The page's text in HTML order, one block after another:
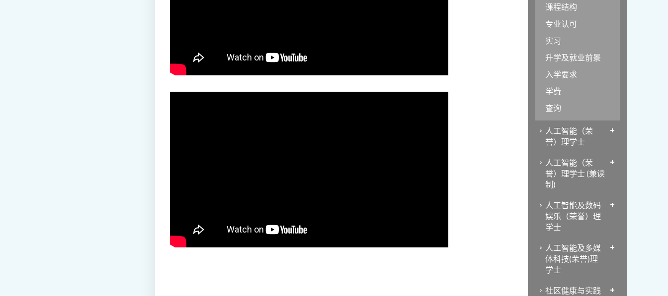
课程结构
专业认可
实习
升学及就业前景
入学要求
学费
查询
人工智能（荣
誉）理学士
人工智能（荣
誉）理学士 (兼读
制)
人工智能及数码
娱乐（荣誉）理
学士
人工智能及多媒
体科技(荣誉)理
学士
社区健康与实践